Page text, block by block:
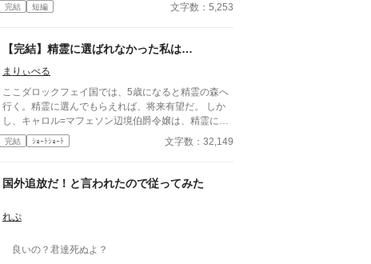
完結 短編 文字数：5,253
【完結】精霊に選ばれなかった私は…
まりぃべる
ここダロックフェイ国では、5歳になると精霊の森へ
行く。精霊に選んでもらえれば、将来有望だ。 しか
し、キャロル=マフェソン辺境伯爵令嬢は、精霊に選
んでもらえなかった。 選ばれた者は、王立学院で将
来国の為になるべく通う。 選ばれなかった者は、教
位を狙うのがステータスであるが…？ ☆世界観は、
完結 ｼｮｰﾄｼｮｰﾄ 文字数：32,149
国外追放だ！と言われたので従ってみた
れぷ
良いの？君達死ぬよ？